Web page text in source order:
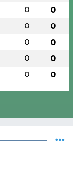
0 0
0 0
0 0
0 0
0 0